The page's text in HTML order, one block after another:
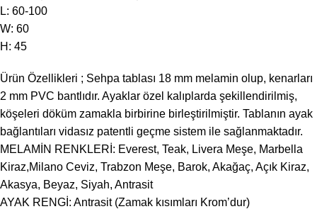
L: 60-100
W: 60
H: 45
Ürün Özellikleri ; Sehpa tablası 18 mm melamin olup, kenarları
2 mm PVC bantlıdır. Ayaklar özel kalıplarda şekillendirilmiş,
köşeleri döküm zamakla birbirine birleştirilmiştir. Tablanın ayak
bağlantıları vidasız patentli geçme sistem ile sağlanmaktadır.
MELAMİN RENKLERİ: Everest, Teak, Livera Meşe, Marbella
Kiraz,Milano Ceviz, Trabzon Meşe, Barok, Akağaç, Açık Kiraz,
Akasya, Beyaz, Siyah, Antrasit
AYAK RENGİ: Antrasit (Zamak kısımları Krom’dur)